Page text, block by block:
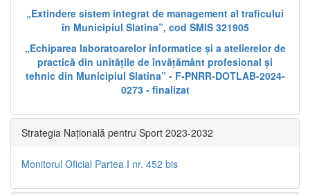
„Extindere sistem integrat de management al traficului
în Municipiul Slatina”, cod SMIS 321905
„Echiparea laboratoarelor informatice și a atelierelor de
practică din unitățile de învățământ profesional și
tehnic din Municipiul Slatina” - F-PNRR-DOTLAB-2024-
0273 - finalizat
Strategia Națională pentru Sport 2023-2032
Monitorul Oficial Partea I nr. 452 bis